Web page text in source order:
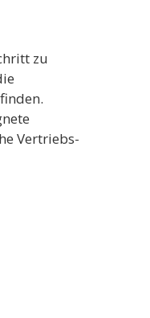
zu
Vertriebs-